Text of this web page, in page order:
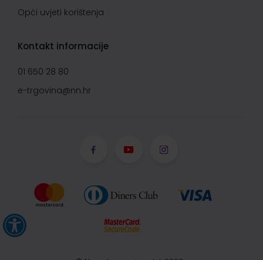
Opći uvjeti korištenja
Kontakt informacije
01 650 28 80
e-trgovina@nn.hr